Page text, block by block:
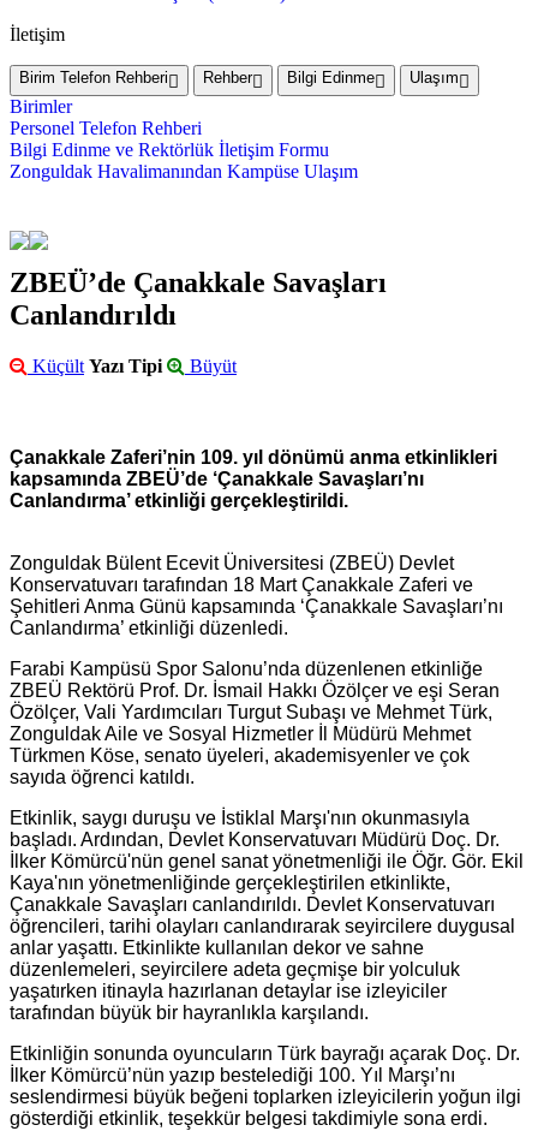
İletişim
Birim Telefon Rehberi Rehber Bilgi Edinme Ulaşım
Birimler
Personel Telefon Rehberi
Bilgi Edinme ve Rektörlük İletişim Formu
Zonguldak Havalimanından Kampüse Ulaşım
ZBEÜ’de Çanakkale Savaşları
Canlandırıldı
Küçült Yazı Tipi Büyüt
Çanakkale Zaferi’nin 109. yıl dönümü anma etkinlikleri
kapsamında ZBEÜ’de ‘Çanakkale Savaşları’nı
Canlandırma’ etkinliği gerçekleştirildi.
Zonguldak Bülent Ecevit Üniversitesi (ZBEÜ) Devlet
Konservatuvarı tarafından 18 Mart Çanakkale Zaferi ve
Şehitleri Anma Günü kapsamında ‘Çanakkale Savaşları’nı
Canlandırma’ etkinliği düzenledi.
Farabi Kampüsü Spor Salonu’nda düzenlenen etkinliğe
ZBEÜ Rektörü Prof. Dr. İsmail Hakkı Özölçer ve eşi Seran
Özölçer, Vali Yardımcıları Turgut Subaşı ve Mehmet Türk,
Zonguldak Aile ve Sosyal Hizmetler İl Müdürü Mehmet
Türkmen Köse, senato üyeleri, akademisyenler ve çok
sayıda öğrenci katıldı.
Etkinlik, saygı duruşu ve İstiklal Marşı'nın okunmasıyla
başladı. Ardından, Devlet Konservatuvarı Müdürü Doç. Dr.
İlker Kömürcü'nün genel sanat yönetmenliği ile Öğr. Gör. Ekil
Kaya'nın yönetmenliğinde gerçekleştirilen etkinlikte,
Çanakkale Savaşları canlandırıldı. Devlet Konservatuvarı
öğrencileri, tarihi olayları canlandırarak seyircilere duygusal
anlar yaşattı. Etkinlikte kullanılan dekor ve sahne
düzenlemeleri, seyircilere adeta geçmişe bir yolculuk
yaşatırken itinayla hazırlanan detaylar ise izleyiciler
tarafından büyük bir hayranlıkla karşılandı.
Etkinliğin sonunda oyuncuların Türk bayrağı açarak Doç. Dr.
İlker Kömürcü’nün yazıp bestelediği 100. Yıl Marşı’nı
seslendirmesi büyük beğeni toplarken izleyicilerin yoğun ilgi
gösterdiği etkinlik, teşekkür belgesi takdimiyle sona erdi.